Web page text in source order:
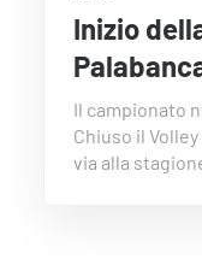
Inizio
Il campionato
Chiuso il
via alla